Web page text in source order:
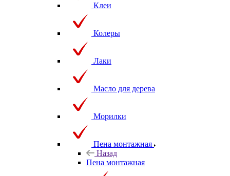
Клеи
Колеры
Лаки
Масло для дерева
Морилки
Пена монтажная
Назад
Пена монтажная